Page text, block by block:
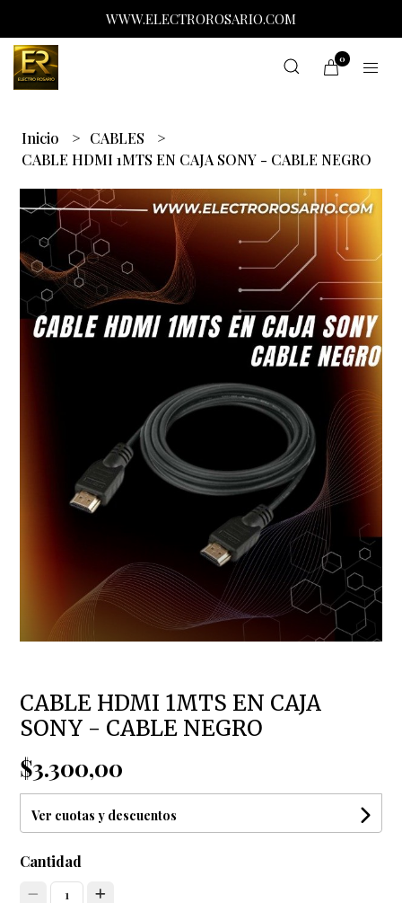
WWW.ELECTROROSARIO.COM
0
Inicio
CABLES
CABLE HDMI 1MTS EN CAJA SONY - CABLE NEGRO
CABLE HDMI 1MTS EN CAJA
SONY - CABLE NEGRO
$3.300,00
Ver cuotas y descuentos
Cantidad
1